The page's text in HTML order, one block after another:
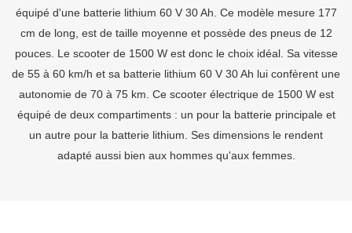
équipé d'une batterie lithium 60 V 30 Ah. Ce modèle mesure 177
cm de long, est de taille moyenne et possède des pneus de 12
pouces. Le scooter de 1500 W est donc le choix idéal. Sa vitesse
de 55 à 60 km/h et sa batterie lithium 60 V 30 Ah lui confèrent une
autonomie de 70 à 75 km. Ce scooter électrique de 1500 W est
équipé de deux compartiments : un pour la batterie principale et
un autre pour la batterie lithium. Ses dimensions le rendent
adapté aussi bien aux hommes qu'aux femmes.